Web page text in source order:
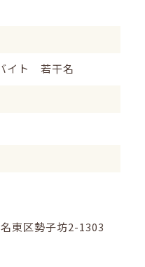
イト 若干名
東区勢子坊2-1303